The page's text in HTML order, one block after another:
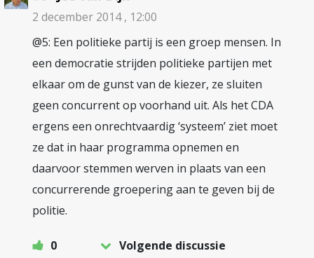
2 december 2014 , 12:00
@5: Een politieke partij is een groep mensen. In
een democratie strijden politieke partijen met
elkaar om de gunst van de kiezer, ze sluiten
geen concurrent op voorhand uit. Als het CDA
ergens een onrechtvaardig ‘systeem’ ziet moet
ze dat in haar programma opnemen en
daarvoor stemmen werven in plaats van een
concurrerende groepering aan te geven bij de
politie.
0
Volgende discussie